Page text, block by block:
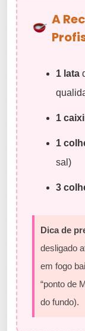
A
1 lata
1
1
sal)
3
Dica de
desligado
em fogo
“ponto de
do fundo).